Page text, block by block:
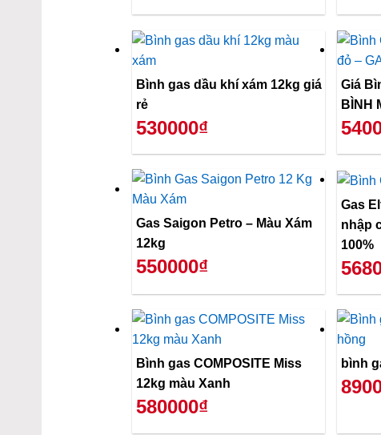
Bình gas dầu khí xám 12kg giá
rẻ
530000₫
Giá
BÌNH
Gas Saigon Petro – Màu Xám
12kg
550000₫
Gas
nhập
100%
Bình gas COMPOSITE Miss
12kg màu Xanh
580000₫
bình